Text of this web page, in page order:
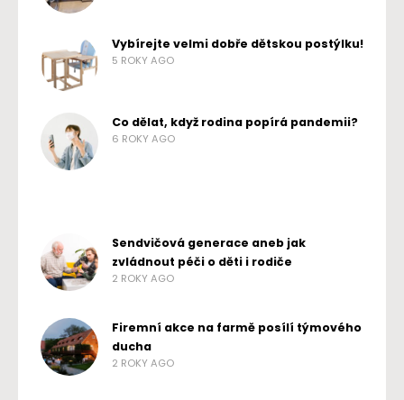
Vybírejte velmi dobře dětskou postýlku!
5 ROKY AGO
Co dělat, když rodina popírá pandemii?
6 ROKY AGO
Sendvičová generace aneb jak
zvládnout péči o děti i rodiče
2 ROKY AGO
Firemní akce na farmě posílí týmového
ducha
2 ROKY AGO